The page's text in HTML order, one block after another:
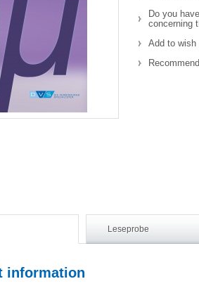
Do you
concerning
Add to wish
Leseprobe
information